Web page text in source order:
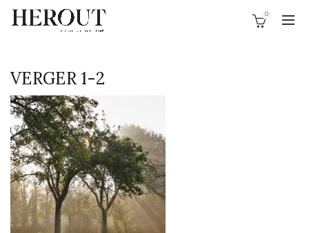
0
VERGER 1-2